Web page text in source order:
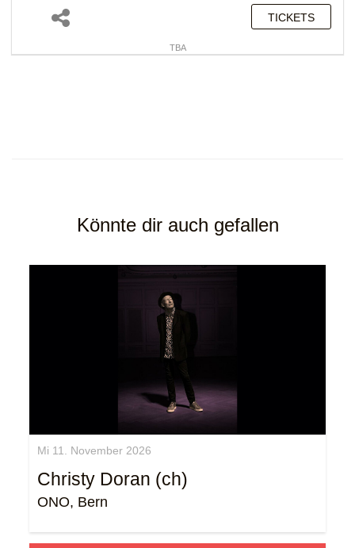
TICKETS
TBA
Könnte dir auch gefallen
Mi 11. November 2026
Christy Doran (ch)
ONO, Bern